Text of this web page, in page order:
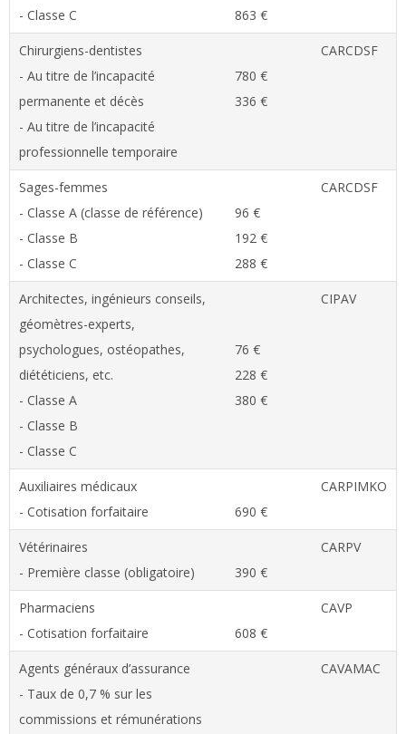
- Classe C
863 €
Chirurgiens-dentistes
- Au titre de l’incapacité
permanente et décès
- Au titre de l’incapacité
professionnelle temporaire
780 €
336 €
CARCDSF
Sages-femmes
- Classe A (classe de référence)
- Classe B
- Classe C
96 €
192 €
288 €
CARCDSF
Architectes, ingénieurs conseils,
géomètres-experts,
psychologues, ostéopathes,
diététiciens, etc.
- Classe A
- Classe B
- Classe C
76 €
228 €
380 €
CIPAV
Auxiliaires médicaux
- Cotisation forfaitaire
690 €
CARPIMKO
Vétérinaires
- Première classe (obligatoire)
390 €
CARPV
Pharmaciens
- Cotisation forfaitaire
608 €
CAVP
Agents généraux d’assurance
- Taux de 0,7 % sur les
commissions et rémunérations
CAVAMAC